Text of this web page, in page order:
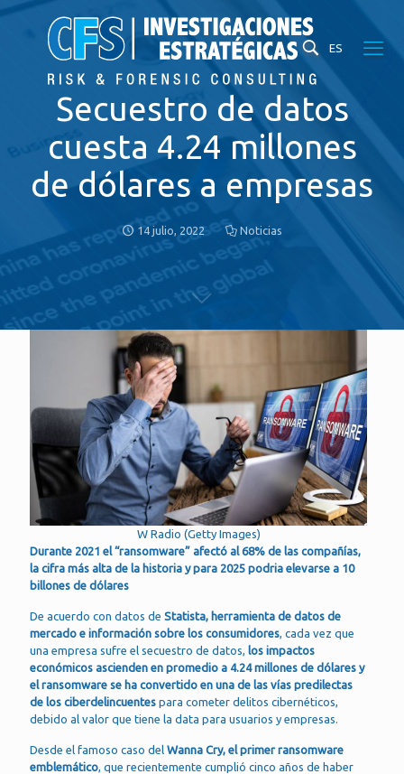
ES
Secuestro de datos
cuesta 4.24 millones
de dólares a empresas
14 julio, 2022 Noticias
W Radio (Getty Images)
Durante 2021 el “ransomware” afectó al 68% de las compañías,
la cifra más alta de la historia y para 2025 podria elevarse a 10
billones de dólares
De acuerdo con datos de Statista, herramienta de datos de
mercado e información sobre los consumidores, cada vez que
una empresa sufre el secuestro de datos, los impactos
económicos ascienden en promedio a 4.24 millones de dólares y
el ransomware se ha convertido en una de las vías predilectas
de los ciberdelincuentes para cometer delitos cibernéticos,
debido al valor que tiene la data para usuarios y empresas.
Desde el famoso caso del Wanna Cry, el primer ransomware
emblemático, que recientemente cumplió cinco años de haber